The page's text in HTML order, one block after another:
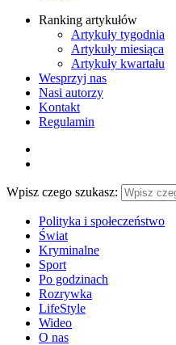
Ranking artykułów
Artykuły tygodnia
Artykuły miesiąca
Artykuły kwartału
Wesprzyj nas
Nasi autorzy
Kontakt
Regulamin
Wpisz czego szukasz:
Polityka i społeczeństwo
Świat
Kryminalne
Sport
Po godzinach
Rozrywka
LifeStyle
Wideo
O nas